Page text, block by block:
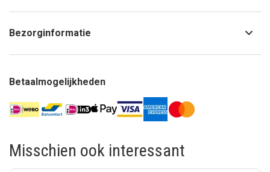
Bezorginformatie
Betaalmogelijkheden
Misschien ook interessant